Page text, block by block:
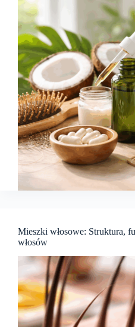
Mieszki włosowe: Struktura,
włosów